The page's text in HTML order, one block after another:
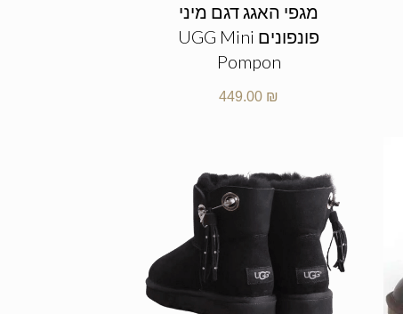
מגפי האגג דגם מיני
פונפונים UGG Mini
Pompon
449.00 ₪